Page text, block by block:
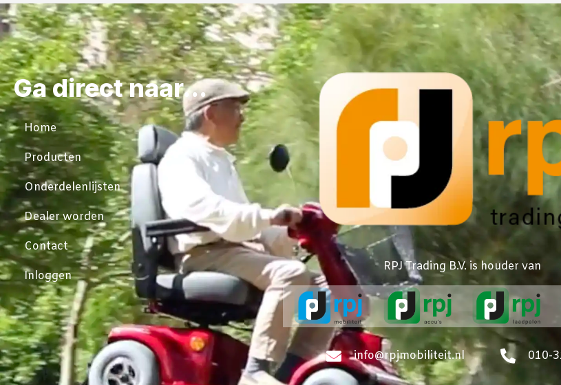
Ga direct naar...
Home
Producten
Onderdelenlijsten
Dealer worden
Contact
Inloggen
RPJ Trading B.V. is houder van
info@rpjmobiliteit.nl 010-